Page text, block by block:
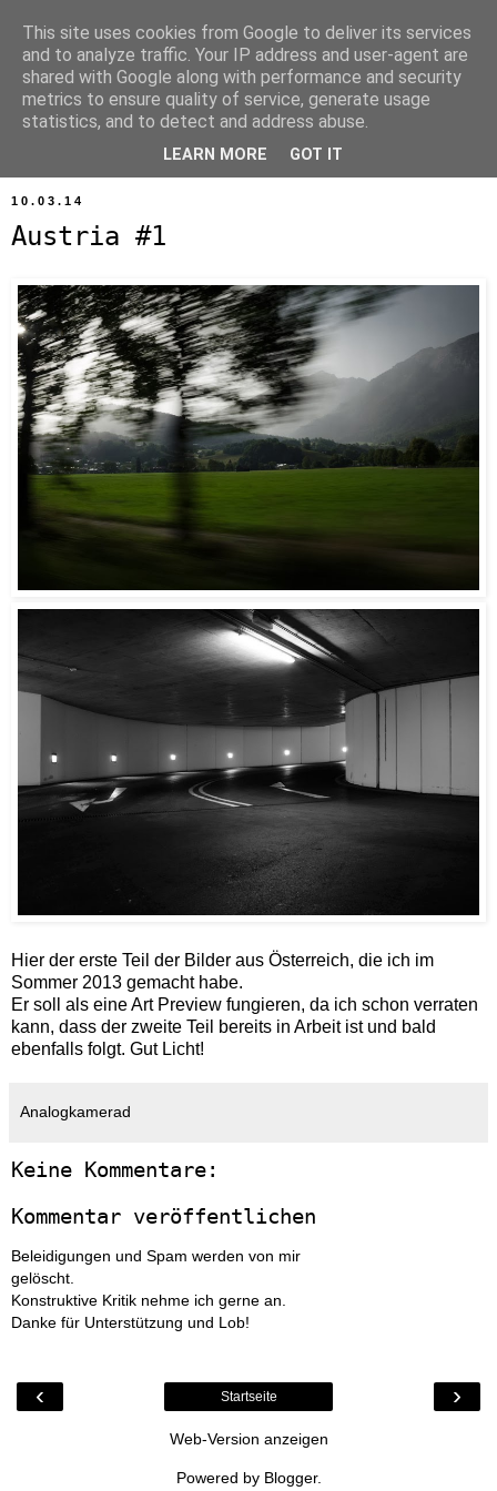
10.03.14
Austria #1
Hier der erste Teil der Bilder aus Österreich, die ich im
Sommer 2013 gemacht habe.
Er soll als eine Art Preview fungieren, da ich schon verraten
kann, dass der zweite Teil bereits in Arbeit ist und bald
ebenfalls folgt. Gut Licht!
Analogkamerad
Keine Kommentare:
Kommentar veröffentlichen
Beleidigungen und Spam werden von mir
gelöscht.
Konstruktive Kritik nehme ich gerne an.
Danke für Unterstützung und Lob!
‹ ›
Startseite
Web-Version anzeigen
Powered by Blogger.
This site uses cookies from Google to deliver its services
and to analyze traffic. Your IP address and user-agent are
shared with Google along with performance and security
metrics to ensure quality of service, generate usage
statistics, and to detect and address abuse.
LEARN MORE GOT IT